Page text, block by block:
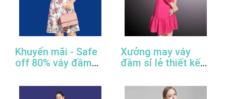
Khuyến mãi - Safe
off 80% váy đầm
đẹp
Xưởng may váy
đầm sỉ lẻ thiết kế
cấp, uy tín